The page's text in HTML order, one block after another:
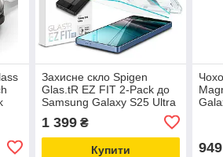
Захисне скло Spigen
Glas.tR EZ FIT 2-Pack до
Samsung Galaxy S25 Ultra
1 399₴
Купити 949